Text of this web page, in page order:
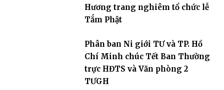
Hương trang nghiêm tổ chức lễ
Tắm Phật
Phân ban Ni giới TƯ và TP. Hồ
Chí Minh chúc Tết Ban Thường
trực HĐTS và Văn phòng 2
TƯGH